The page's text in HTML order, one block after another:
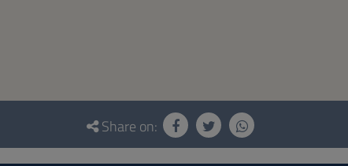
Share on: